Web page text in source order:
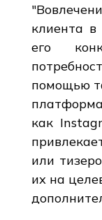
клиента
его
помощью
как
или
их на